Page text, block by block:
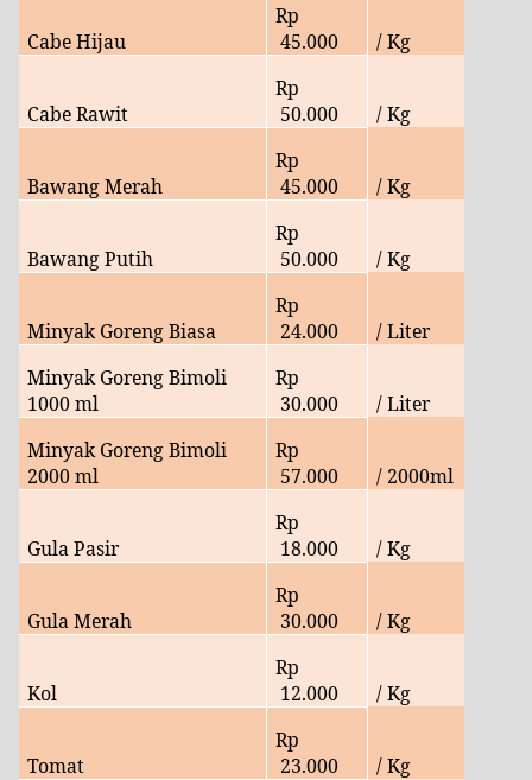
Cabe Hijau
Rp
45.000
/ Kg
Cabe Rawit
Rp
50.000 / Kg
Bawang Merah
Rp
45.000 / Kg
Bawang Putih
Rp
50.000 / Kg
Minyak Goreng Biasa
Rp
24.000
/ Liter
Minyak Goreng Bimoli
1000 ml
Rp
30.000
/ Liter
Minyak Goreng Bimoli
2000 ml
Rp
57.000 / 2000ml
Gula Pasir
Rp
18.000 / Kg
Gula Merah
Rp
30.000 / Kg
Kol
Rp
12.000 / Kg
Tomat
Rp
23.000 / Kg